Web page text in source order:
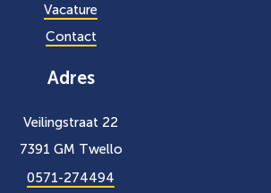
Vacature
Contact
Adres
Veilingstraat 22
7391 GM Twello
0571-274494